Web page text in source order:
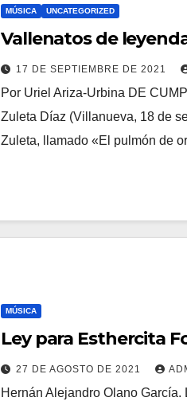
MÚSICA UNCATEGORIZED
Vallenatos de
17 DE SEPTIEMBRE DE 2021
Por Uriel Ariza-Urbina DE
Zuleta Díaz (Villanueva, 18 de
Zuleta, llamado «El pulmón de
MÚSICA
Ley para Esthercita
27 DE AGOSTO DE 2021
Hernán Alejandro Olano García.